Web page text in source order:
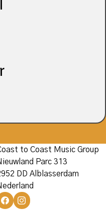
to Coast Music Group
Parc 313
DD Alblasserdam